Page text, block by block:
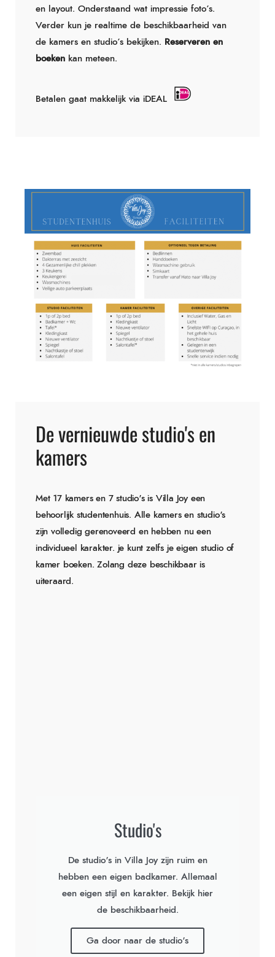
en layout. Onderstaand wat impressie foto’s.
Verder kun je realtime de beschikbaarheid van
de kamers en studio’s bekijken. Reserveren en
boeken kan meteen.
Betalen gaat makkelijk via iDEAL
De vernieuwde studio's en
kamers
Met 17 kamers en 7 studio's is Villa Joy een
behoorlijk studentenhuis. Alle kamers en studio's
zijn volledig gerenoveerd en hebben nu een
individueel karakter. je kunt zelfs je eigen studio of
kamer boeken. Zolang deze beschikbaar is
uiteraard.
Studio's
De studio's in Villa Joy zijn ruim en
hebben een eigen badkamer. Allemaal
een eigen stijl en karakter. Bekijk hier
de beschikbaarheid.
Ga door naar de studio's